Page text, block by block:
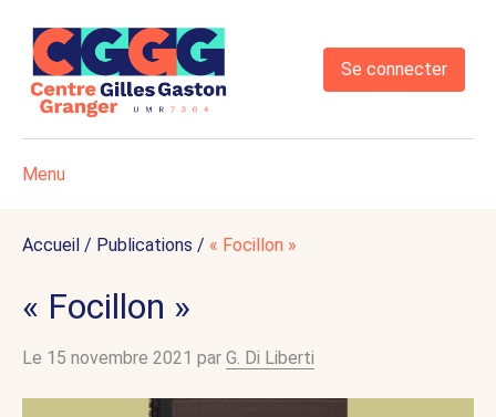
Se connecter
Menu
Accueil / Publications / « Focillon »
« Focillon »
Le 15 novembre 2021 par G. Di Liberti